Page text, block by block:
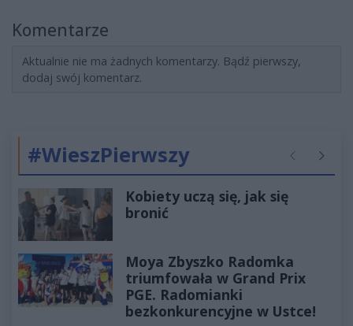
Komentarze
Aktualnie nie ma żadnych komentarzy. Bądź pierwszy,
dodaj swój komentarz.
#WieszPierwszy Poprzednie
Kobiety uczą się, jak się
bronić
Moya Zbyszko Radomka
triumfowała w Grand Prix
PGE. Radomianki
bezkonkurencyjne w Ustce!